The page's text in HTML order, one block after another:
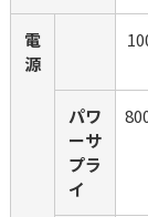
電
源
パワ
ーサ
プラ
イ